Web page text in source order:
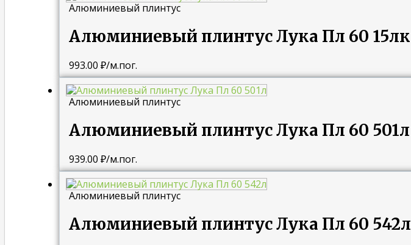
Алюминиевый плинтус
Алюминиевый плинтус Лука Пл 60 15лк
993.00 ₽/м.пог.
Алюминиевый плинтус
Алюминиевый плинтус Лука Пл 60 501л
939.00 ₽/м.пог.
Алюминиевый плинтус
Алюминиевый плинтус Лука Пл 60 542л